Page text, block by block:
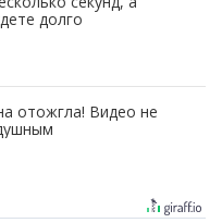
долго
отожгла! Видео не